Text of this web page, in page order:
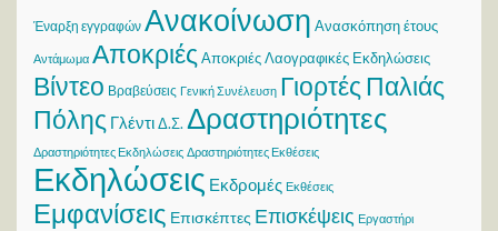
Έναρξη εγγραφών Ανακοίνωση Ανασκόπηση έτους
Αντάμωμα Αποκριές Αποκριές Λαογραφικές Εκδηλώσεις
Βίντεο Βραβεύσεις Γενική Συνέλευση Γιορτές Παλιάς
Πόλης ΓλέντιΔ.Σ. Δραστηριότητες
Δραστηριότητες Εκδηλώσεις Δραστηριότητες Εκθέσεις
Εκδηλώσεις Εκδρομές Εκθέσεις
Εμφανίσεις Επισκέπτες Επισκέψεις Εργαστήρι